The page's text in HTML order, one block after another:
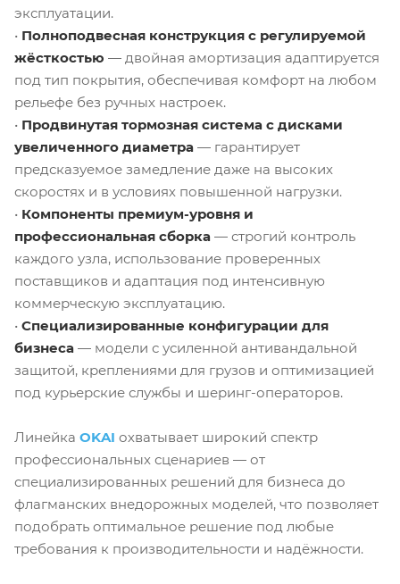
эксплуатации.
• Полноподвесная конструкция с регулируемой
жёсткостью — двойная амортизация адаптируется
под тип покрытия, обеспечивая комфорт на любом
рельефе без ручных настроек.
• Продвинутая тормозная система с дисками
увеличенного диаметра — гарантирует
предсказуемое замедление даже на высоких
скоростях и в условиях повышенной нагрузки.
• Компоненты премиум-уровня и
профессиональная сборка — строгий контроль
каждого узла, использование проверенных
поставщиков и адаптация под интенсивную
коммерческую эксплуатацию.
• Специализированные конфигурации для
бизнеса — модели с усиленной антивандальной
защитой, креплениями для грузов и оптимизацией
под курьерские службы и шеринг-операторов.
Линейка OKAI охватывает широкий спектр
профессиональных сценариев — от
специализированных решений для бизнеса до
флагманских внедорожных моделей, что позволяет
подобрать оптимальное решение под любые
требования к производительности и надёжности.